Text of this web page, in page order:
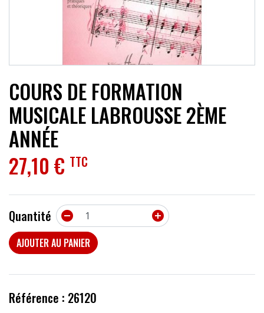
COURS DE FORMATION
MUSICALE LABROUSSE 2ÈME
ANNÉE
27,10 € TTC
Quantité 

AJOUTER AU PANIER
Référence : 26120
ACCESSOIRES
EFFETS
PROMOTIONS